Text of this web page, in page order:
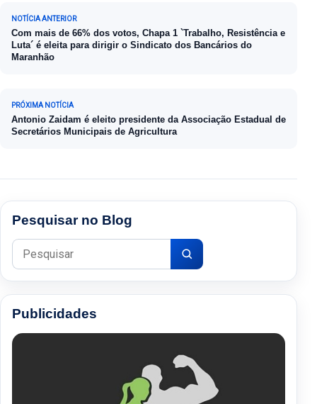
Navegação de Post
NOTÍCIA ANTERIOR
Com mais de 66% dos votos, Chapa 1 `Trabalho, Resistência e
Luta´ é eleita para dirigir o Sindicato dos Bancários do
Maranhão
PRÓXIMA NOTÍCIA
Antonio Zaidam é eleito presidente da Associação Estadual de
Secretários Municipais de Agricultura
Pesquisar no Blog
Pesquisar por:
Publicidades